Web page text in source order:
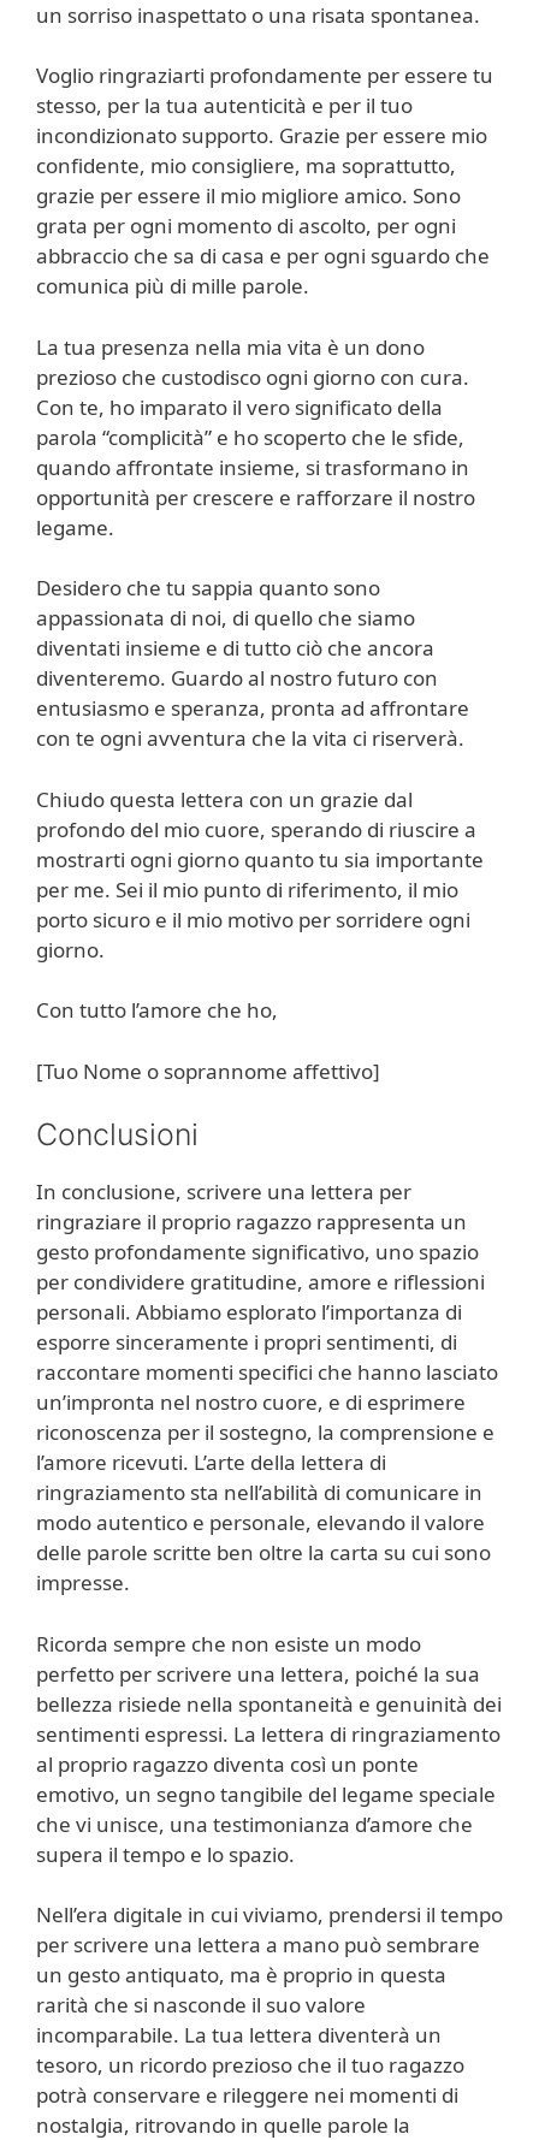
un sorriso inaspettato o una risata spontanea.
Voglio ringraziarti profondamente per essere tu
stesso, per la tua autenticità e per il tuo
incondizionato supporto. Grazie per essere mio
confidente, mio consigliere, ma soprattutto,
grazie per essere il mio migliore amico. Sono
grata per ogni momento di ascolto, per ogni
abbraccio che sa di casa e per ogni sguardo che
comunica più di mille parole.
La tua presenza nella mia vita è un dono
prezioso che custodisco ogni giorno con cura.
Con te, ho imparato il vero significato della
parola “complicità” e ho scoperto che le sfide,
quando affrontate insieme, si trasformano in
opportunità per crescere e rafforzare il nostro
legame.
Desidero che tu sappia quanto sono
appassionata di noi, di quello che siamo
diventati insieme e di tutto ciò che ancora
diventeremo. Guardo al nostro futuro con
entusiasmo e speranza, pronta ad affrontare
con te ogni avventura che la vita ci riserverà.
Chiudo questa lettera con un grazie dal
profondo del mio cuore, sperando di riuscire a
mostrarti ogni giorno quanto tu sia importante
per me. Sei il mio punto di riferimento, il mio
porto sicuro e il mio motivo per sorridere ogni
giorno.
Con tutto l’amore che ho,
[Tuo Nome o soprannome affettivo]
Conclusioni
In conclusione, scrivere una lettera per
ringraziare il proprio ragazzo rappresenta un
gesto profondamente significativo, uno spazio
per condividere gratitudine, amore e riflessioni
personali. Abbiamo esplorato l’importanza di
esporre sinceramente i propri sentimenti, di
raccontare momenti specifici che hanno lasciato
un’impronta nel nostro cuore, e di esprimere
riconoscenza per il sostegno, la comprensione e
l’amore ricevuti. L’arte della lettera di
ringraziamento sta nell’abilità di comunicare in
modo autentico e personale, elevando il valore
delle parole scritte ben oltre la carta su cui sono
impresse.
Ricorda sempre che non esiste un modo
perfetto per scrivere una lettera, poiché la sua
bellezza risiede nella spontaneità e genuinità dei
sentimenti espressi. La lettera di ringraziamento
al proprio ragazzo diventa così un ponte
emotivo, un segno tangibile del legame speciale
che vi unisce, una testimonianza d’amore che
supera il tempo e lo spazio.
Nell’era digitale in cui viviamo, prendersi il tempo
per scrivere una lettera a mano può sembrare
un gesto antiquato, ma è proprio in questa
rarità che si nasconde il suo valore
incomparabile. La tua lettera diventerà un
tesoro, un ricordo prezioso che il tuo ragazzo
potrà conservare e rileggere nei momenti di
nostalgia, ritrovando in quelle parole la